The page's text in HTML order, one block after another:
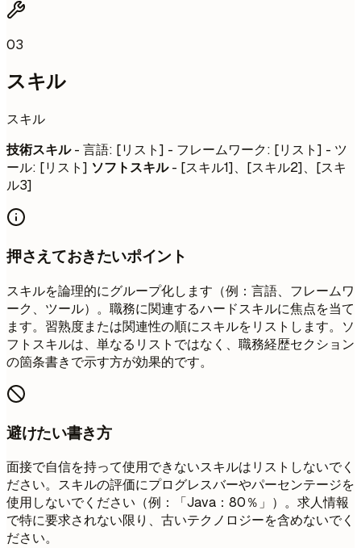
03
スキル
スキル
技術スキル- 言語: [リスト] - フレームワーク: [リスト] - ツ
ール: [リスト] ソフトスキル- [スキル1]、[スキル2]、[スキ
ル3]
押さえておきたいポイント
スキルを論理的にグループ化します（例：言語、フレームワ
ーク、ツール）。職務に関連するハードスキルに焦点を当て
ます。習熟度または関連性の順にスキルをリストします。ソ
フトスキルは、単なるリストではなく、職務経歴セクション
の箇条書きで示す方が効果的です。
避けたい書き方
面接で自信を持って使用できないスキルはリストしないでく
ださい。スキルの評価にプログレスバーやパーセンテージを
使用しないでください（例：「Java：80％」）。求人情報
で特に要求されない限り、古いテクノロジーを含めないでく
ださい。